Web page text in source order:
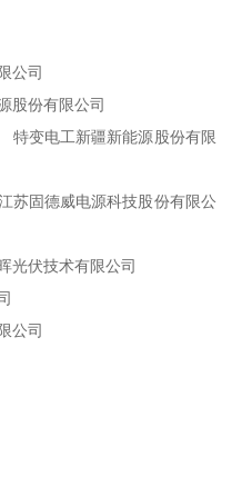
公司
股份有限公司
特变电工新疆新能源股份有限
苏固德威电源科技股份有限公
光伏技术有限公司
公司